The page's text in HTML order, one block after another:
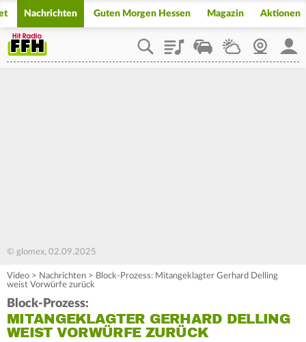
Nachrichten Guten Morgen Hessen Magazin Aktionen
PlaylistStaupilotWetterWebcam
© glomex, 02.09.2025
Video > Nachrichten > Block-Prozess: Mitangeklagter Gerhard Delling
weist Vorwürfe zurück
Block-Prozess:
MITANGEKLAGTER GERHARD DELLING
WEIST VORWÜRFE ZURÜCK